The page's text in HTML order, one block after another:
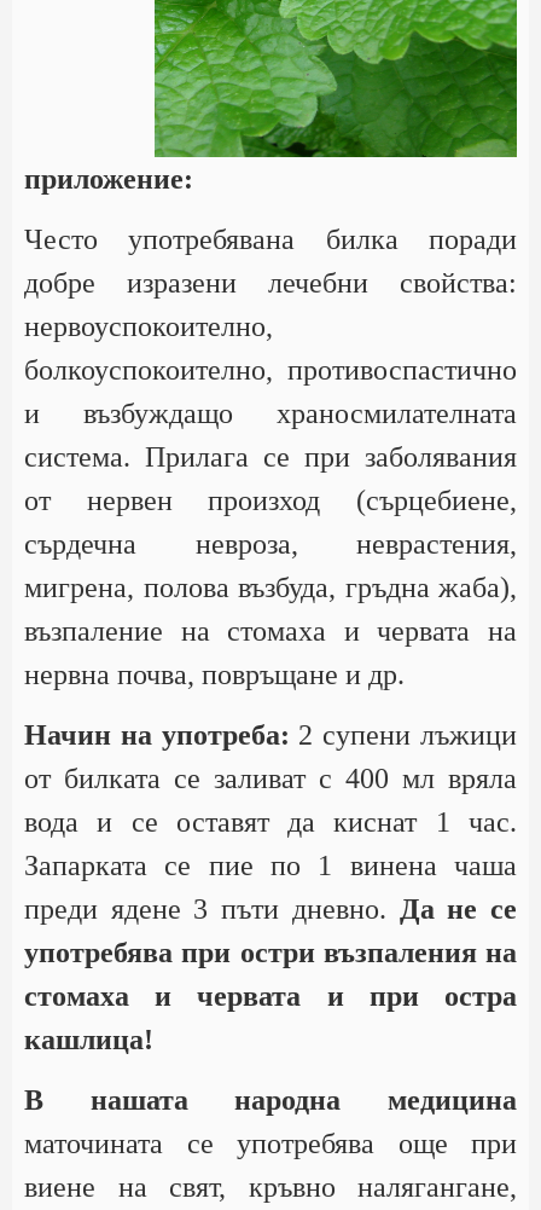
приложение:
Често употребявана билка поради
добре изразени лечебни свойства:
нервоуспокоително,
болкоуспокоително, противоспастично
и възбуждащо храносмилателната
система. Прилага се при заболявания
от нервен произход (сърцебиене,
сърдечна невроза, неврастения,
мигрена, полова възбуда, гръдна жаба),
възпаление на стомаха и червата на
нервна почва, повръщане и др.
Начин на употреба: 2 супени лъжици
от билката се заливат с 400 мл вряла
вода и се оставят да киснат 1 час.
Запарката се пие по 1 винена чаша
преди ядене 3 пъти дневно. Да не се
употребява при остри възпаления на
стомаха и червата и при остра
кашлица!
В нашата народна медицина
маточината се употребява още при
виене на свят, кръвно налягангане,